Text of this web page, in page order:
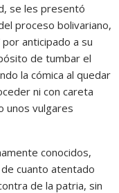
se les presentó
proceso bolivariano,
por anticipado a su
de tumbar el
la cómica al quedar
ni con careta
unos vulgares
conocidos,
cuanto atentado
de la patria, sin